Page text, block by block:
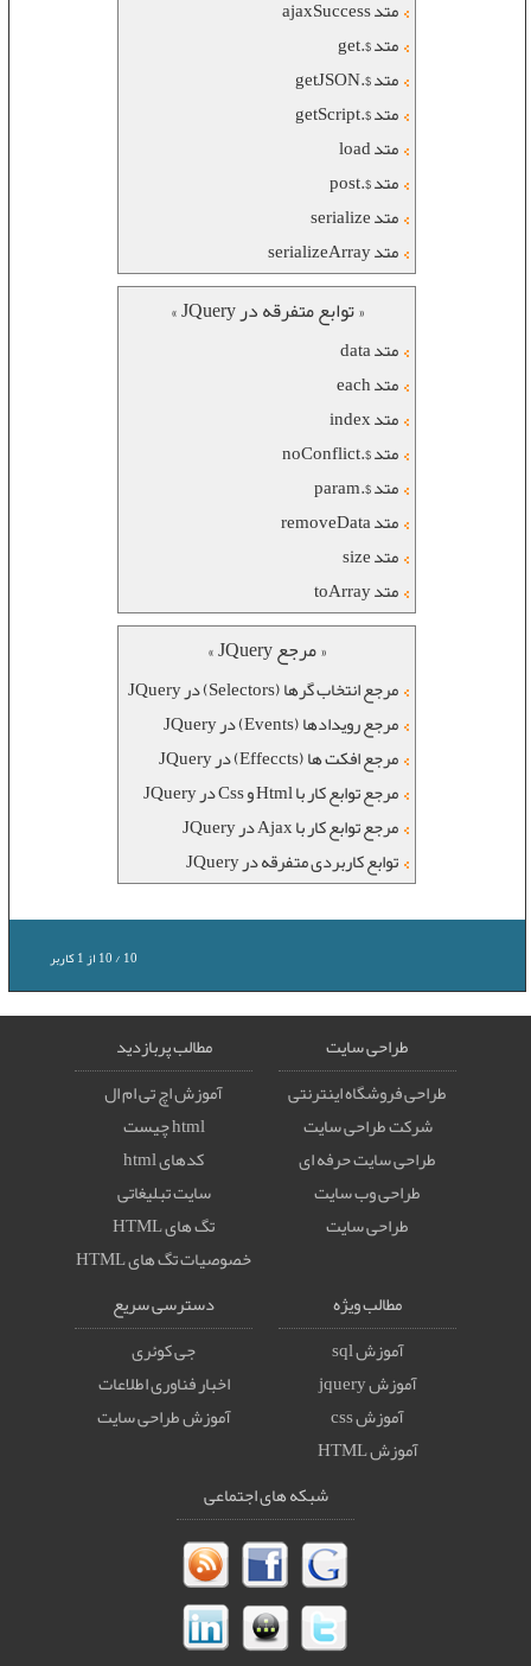
متد ajaxSuccess
متد $.get
متد $.getJSON
متد $.getScript
متد load
متد $.post
متد serialize
متد serializeArray
« توابع متفرقه در JQuery »
متد data
متد each
متد index
متد $.noConflict
متد $.param
متد removeData
متد size
متد toArray
« مرجع JQuery »
مرجع انتخاب گرها (Selectors) در JQuery
مرجع رویدادها (Events) در JQuery
مرجع افکت ها (Effeccts) در JQuery
مرجع توابع کار با Html و Css در JQuery
مرجع توابع کار با Ajax در JQuery
توابع کاربردی متفرقه در JQuery
10/10 از1کاربر
طراحی سایت
طراحی فروشگاه اینترنتی
شرکت طراحی سایت
طراحی سایت حرفه ای
طراحی وب سایت
طراحی سایت
مطالب پربازدید
آموزش اچ تی ام ال
html چیست
کدهای html
سایت تبلیغاتی
تگ های HTML
خصوصيات تگ های HTML
مطالب ویژه
آموزش sql
آموزش jquery
آموزش css
آموزش HTML
دسترسی سریع
جی کوئری
اخبار فناوری اطلاعات
آموزش طراحی سایت
شبکه های اجتماعی